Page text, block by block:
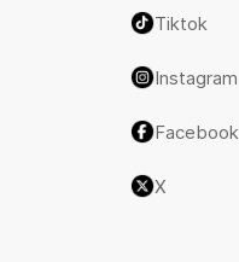
Tiktok
Instagram
Facebook
X